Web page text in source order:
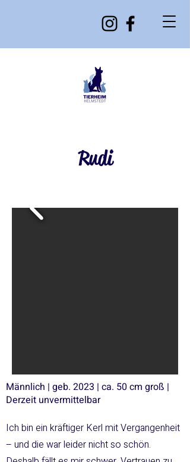
Rudi
Männlich | geb. 2023 | ca. 50 cm groß |
Derzeit unvermittelbar
Ich bin ein kräftiger Kerl mit Vergangenheit
– und die war leider nicht so schön.